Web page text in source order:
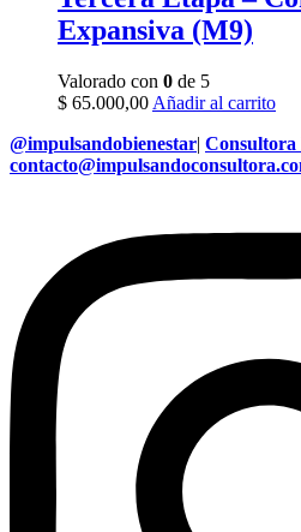
Expansiva (M9)
Valorado con 0 de 5
$ 65.000,00 Añadir al carrito
@impulsandobienestar| Consultora